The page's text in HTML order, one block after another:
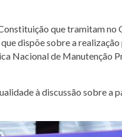
que tramitam no
dispõe sobre a
Nacional de Manutenção
à discussão sobre a